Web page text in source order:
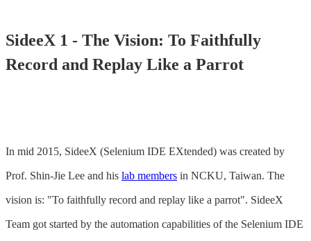
SideeX 1 - The Vision: To Faithfully
Record and Replay Like a Parrot
In mid 2015, SideeX (Selenium IDE EXtended) was created by
Prof. Shin-Jie Lee and his lab members in NCKU, Taiwan. The
vision is: "To faithfully record and replay like a parrot". SideeX
Team got started by the automation capabilities of the Selenium IDE